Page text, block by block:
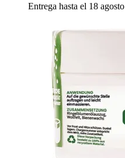
Entrega hasta el 18 agosto